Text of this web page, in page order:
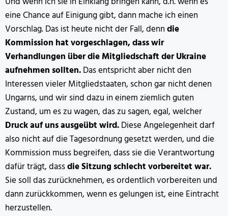
eine Chance auf Einigung gibt, dann mache ich einen
Vorschlag. Das ist heute nicht der Fall, denndie
Kommission hat vorgeschlagen, dass wir
Verhandlungen über die Mitgliedschaft der Ukraine
aufnehmen sollten.Das entspricht aber nicht den
Interessen vieler Mitgliedstaaten, schon gar nicht denen
Ungarns, und wir sind dazu in einem ziemlich guten
Zustand, um es zu wagen, das zu sagen, egal, welcher
Druck auf uns ausgeübt wird.Diese Angelegenheit darf
also nicht auf die Tagesordnung gesetzt werden, und die
Kommission muss begreifen, dass sie die Verantwortung
dafür trägt, dassdie Sitzung schlecht vorbereitet war.
Sie soll das zurücknehmen, es ordentlich vorbereiten und
dann zurückkommen, wenn es gelungen ist, eine Eintracht
herzustellen.